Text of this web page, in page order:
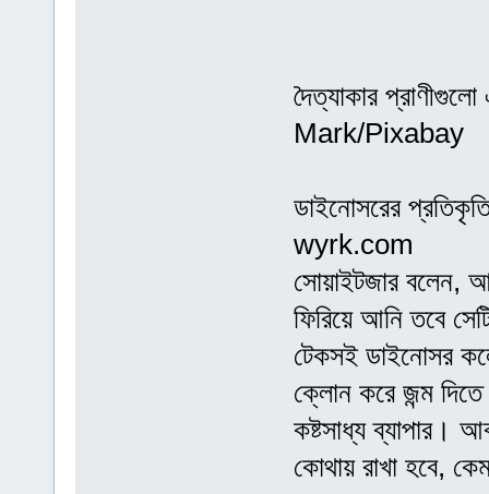
দৈত্যাকার
Mark/Pixabay
ডাইনোসরের
wyrk.com
সোয়াইটজার বলেন,
ফিরিয়ে আনি তবে
টেকসই ডাইনোসর
ক্লোন করে জন্ম
কষ্টসাধ্য ব্যাপার।
কোথায় রাখা হবে,